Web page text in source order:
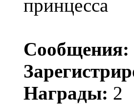
Сообщения:
Награды: 2